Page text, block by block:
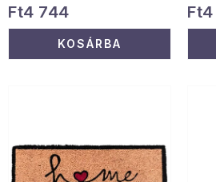
Fekete Péntek
Karácsonyi esemény
A személyes adatok védelmének
Ft4 744
KOSÁRBA